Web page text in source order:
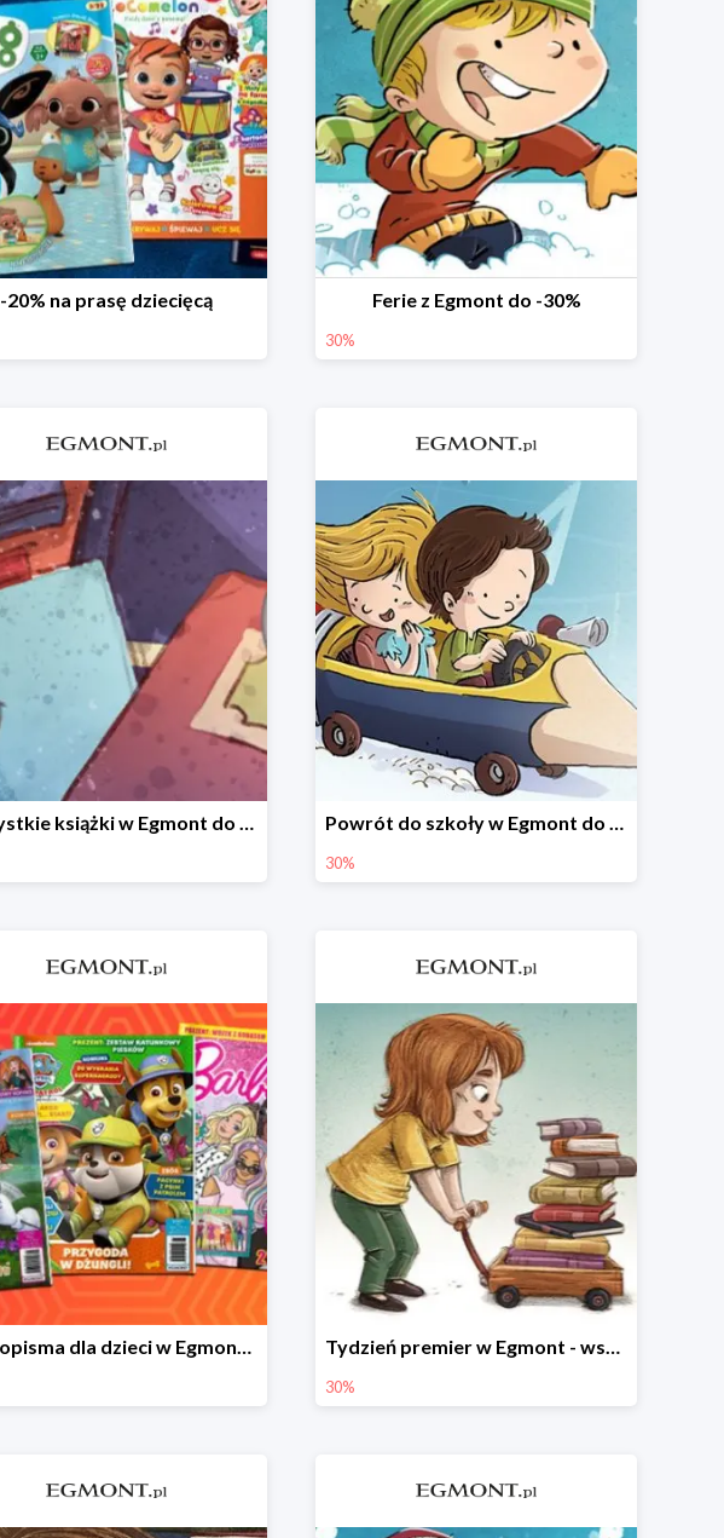
-20% na prasę dziecięcą Ferie z Egmont do -30%
30%
Wszystkie książki w Egmont do -30% Powrót do szkoły w Egmont do -30%
30%
Czasopisma dla dzieci w Egmont do -20% Tydzień premier w Egmont - wszystko -30%
30%